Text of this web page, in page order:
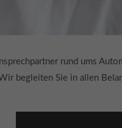
rund ums
begleiten Sie in allen